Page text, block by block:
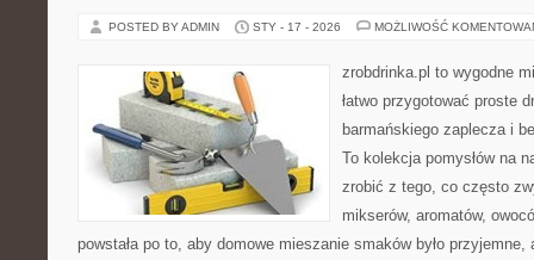
POSTED BY ADMIN STY - 17 - 2026 MOŻLIWOŚĆ
zrobdrinka.pl to wygodne
łatwo przygotować proste
barmańskiego zaplecza i
To kolekcja pomysłów na
zrobić z tego, co często
mikserów, aromatów,
powstała po to, aby domowe mieszanie smaków było przyjemne,